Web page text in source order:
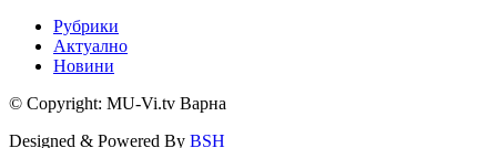
Рубрики
Актуално
Новини
© Copyright: MU-Vi.tv Варна
Designed & Powered By BSH